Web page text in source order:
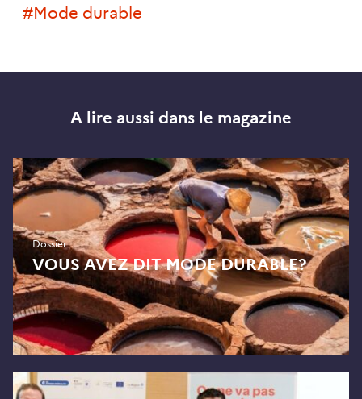
#mode durable
A lire aussi dans le magazine
Dossier
VOUS AVEZ DIT MODE DURABLE?